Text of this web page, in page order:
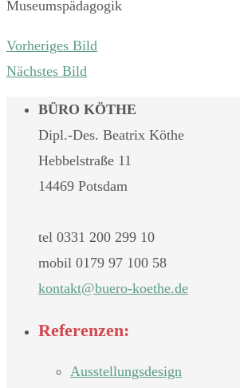
Museumspädagogik
Vorheriges Bild
Nächstes Bild
BÜRO KÖTHE
Dipl.-Des. Beatrix Köthe
Hebbelstraße 11
14469 Potsdam
tel 0331 200 299 10
mobil 0179 97 100 58
ed.eh
teok-
oreub
@tkat
nok
Referenzen:
Ausstellungsdesign